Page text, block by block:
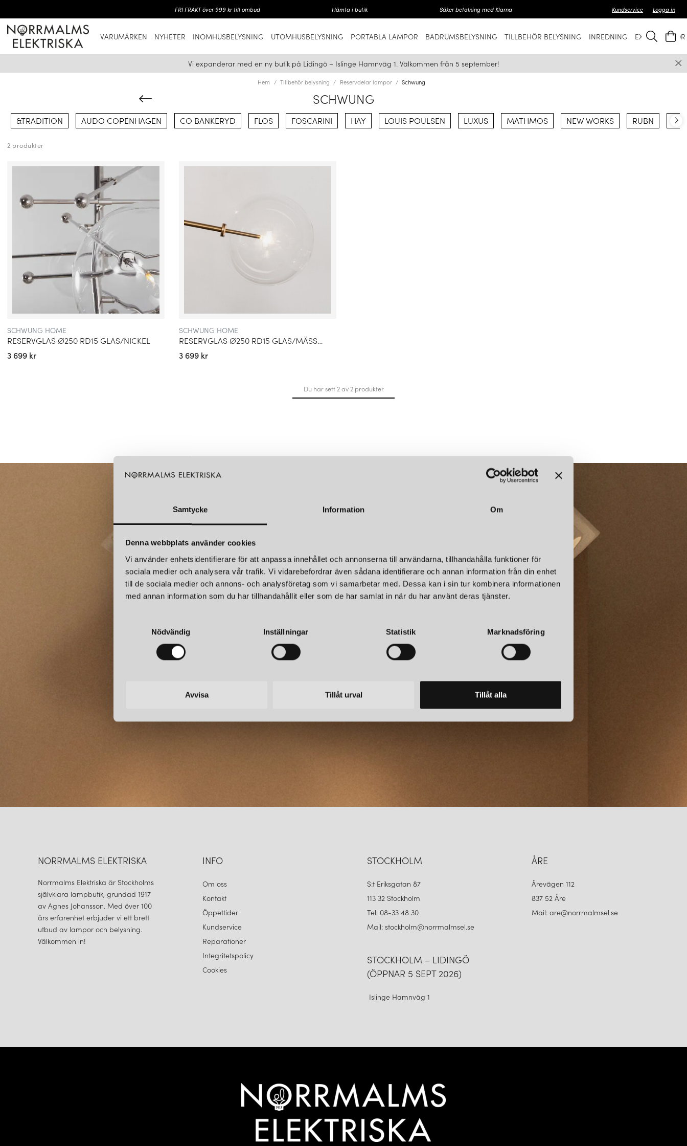
Samtycke Information Om
Denna webbplats använder cookies
Vi använder enhetsidentifierare för att anpassa innehållet och annonserna till användarna, tillhandahålla funktioner för
sociala medier och analysera vår trafik. Vi vidarebefordrar även sådana identifierare och annan information från din enhet
till de sociala medier och annons- och analysföretag som vi samarbetar med. Dessa kan i sin tur kombinera informationen
med annan information som du har tillhandahållit eller som de har samlat in när du har använt deras tjänster.
s
Nödvändig Inställningar Statistik Marknadsföring
Avvisa Tillåt urval Tillåt alla
FRI FRAKT över 999 kr till ombud Hämta i butik Säker betalning med Klarna Kundservice Logga in
VARUMÄRKEN NYHETER INOMHUSBELYSNING UTOMHUSBELYSNING PORTABLA LAMPOR BADRUMSBELYSNING TILLBEHÖR BELYSNING INREDNING EXKLUSIVT
Vi expanderar med en ny butik på Lidingö – Islinge Hamnväg 1. Välkommen från 5 september!
Hem Tillbehör belysning Reservdelar lampor Schwung
SCHWUNG
&TRADITION AUDO COPENHAGEN CO BANKERYD FLOS FOSCARINI HAY LOUIS POULSEN LUXUS MATHMOS NEW WORKS RUBN
2 produkter
SCHWUNG HOME
RESERVGLAS Ø250 RD15 GLAS/NICKEL
3 699 kr
SCHWUNG HOME
RESERVGLAS Ø250 RD15 GLAS/MÄSSING
3 699 kr
Du har sett 2 av 2 produkter
Prenumerera – Spännande nyheter och fina erbjudanden direkt till din inkorg.
NORRMALMS ELEKTRISKA
Norrmalms Elektriska är Stockholms
självklara lampbutik, grundad 1917
av Agnes Johansson. Med över 100
års erfarenhet erbjuder vi ett brett
utbud av lampor och belysning.
Välkommen in!
INFO
Om oss
Kontakt
Öppettider
Kundservice
Reparationer
Integritetspolicy
Cookies
STOCKHOLM
S:t Eriksgatan 87
113 32 Stockholm
Tel: 08-33 48 30
Mail: stockholm@norrmalmsel.se
STOCKHOLM – LIDINGÖ
(ÖPPNAR 5 SEPT 2026)
Islinge Hamnväg 1
ÅRE
Årevägen 112
837 52 Åre
Mail: are@norrmalmsel.se